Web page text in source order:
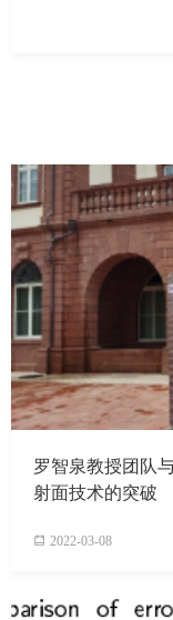
罗智泉教授团队
射面技术的突破
2022-03-08